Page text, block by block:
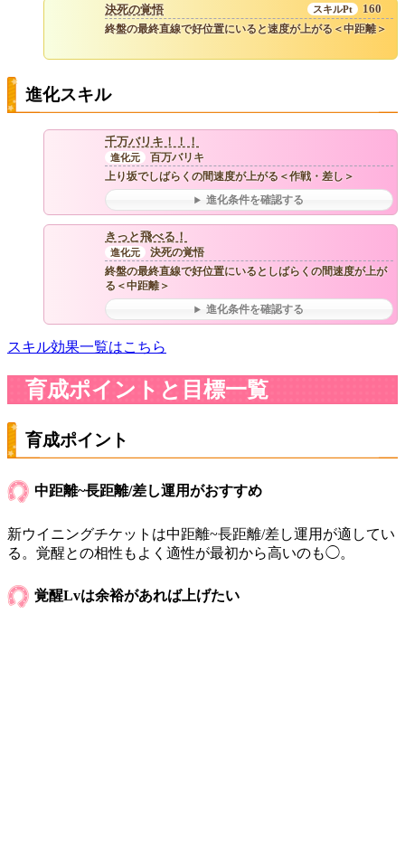
決死の覚悟 160
終盤の最終直線で好位置にいると速度が上がる＜中距離＞
進化スキル
千万バリキ！！！
百万バリキ
上り坂でしばらくの間速度が上がる＜作戦・差し＞
進化条件を確認する
きっと飛べる！
決死の覚悟
終盤の最終直線で好位置にいるとしばらくの間速度が上が
る＜中距離＞
進化条件を確認する
スキル効果一覧はこちら
育成ポイントと目標一覧
育成ポイント
中距離~長距離/差し運用がおすすめ
新ウイニングチケットは中距離~長距離/差し運用が適してい
る。覚醒との相性もよく適性が最初から高いのも◯。
覚醒Lvは余裕があれば上げたい